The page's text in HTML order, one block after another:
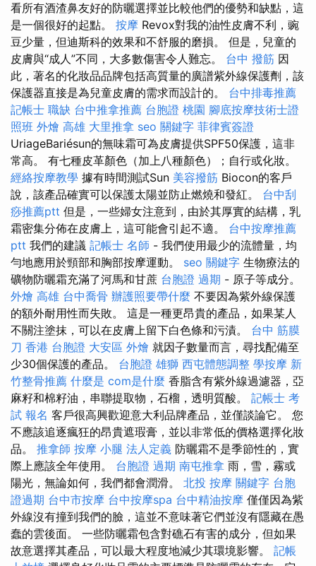
看所有酒渣鼻友好的防曬選擇並比較他們的優勢和缺點，這
是一個很好的起點。 按摩 Revox對我的油性皮膚不利，豌
豆少量，但迪斯科的效果和不舒服的磨損。 但是，兒童的
皮膚與“成人”不同，大多數傷害令人難忘。 台中 撥筋 因
此，著名的化妝品品牌包括高質量的廣譜紫外線保護劑，該
保護器直接是為兒童皮膚的需求而設計的。 台中排毒推薦
記帳士 職缺 台中推拿推薦 台胞證 桃園 腳底按摩技術士證
照班 外燴 高雄 大里推拿 seo 關鍵字 菲律賓簽證
UriageBariésun的無味霜可為皮膚提供SPF50保護，這非
常高。 有七種皮革顏色（加上八種顏色）；自行或化妝。
經絡按摩教學 據有時間測試Sun 美容撥筋 Biocon的客戶
說，該產品確實可以保護太陽並防止燃燒和發紅。 台中刮
痧推薦ptt 但是，一些婦女注意到，由於其厚實的結構，乳
霜密集分佈在皮膚上，這可能會引起不適。 台中按摩推薦
ptt 我們的建議 記帳士 名師 - 我們使用最少的流體量，均
勻地應用於頸部和胸部按摩運動。 seo 關鍵字 生物療法的
礦物防曬霜充滿了河馬和甘蔗 台胞證 過期 - 原子等成分。
外燴 高雄 台中喬骨 辦護照要帶什麼 不要因為紫外線保護
的額外耐用性而失敗。 這是一種更昂貴的產品，如果某人
不關注塗抹，可以在皮膚上留下白色條和污漬。 台中 筋膜
刀 香港 台胞證 大安區 外燴 就因子數量而言，尋找配備至
少30個保護的產品。 台胞證 雄獅 西屯體態調整 學按摩 新
竹整骨推薦 什麼是 com是什麼 香脂含有紫外線過濾器，亞
麻籽和棉籽油，串聯提取物，石榴，透明質酸。 記帳士 考
試 報名 客戶很高興歡迎意大利品牌產品，並僅談論它。 您
不應該追逐瘋狂的昂貴遮瑕膏，並以非常低的價格選擇化妝
品。 推拿師 按摩 小腿 法人定義 防曬霜不是季節性的，實
際上應該全年使用。 台胞證 過期 南屯推拿 雨，雪，霧或
陽光，無論如何，我們都會潤滑。 北投 按摩 關鍵字 台胞
證過期 台中市按摩 台中按摩spa 台中精油按摩 僅僅因為紫
外線沒有撞到我們的臉，這並不意味著它們並沒有隱藏在愚
蠢的雲後面。 一些防曬霜包含對礁石有害的成分，但如果
故意選擇其產品，可以最大程度地減少其環境影響。 記帳